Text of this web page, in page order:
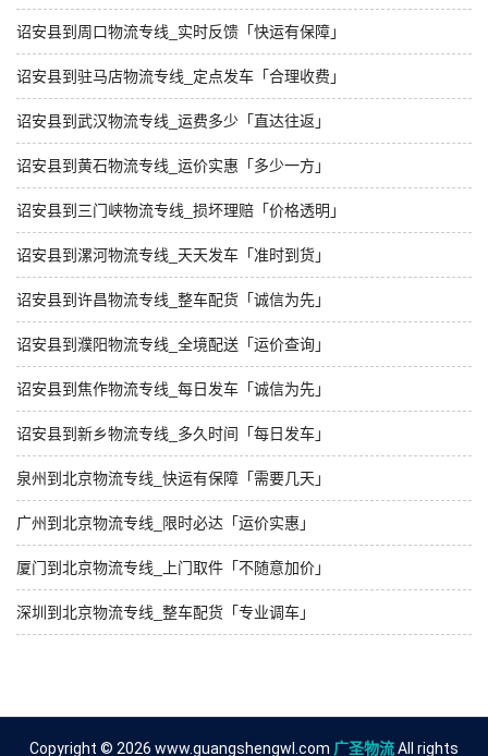
诏安县到周口物流专线_实时反馈「快运有保障」
诏安县到驻马店物流专线_定点发车「合理收费」
诏安县到武汉物流专线_运费多少「直达往返」
诏安县到黄石物流专线_运价实惠「多少一方」
诏安县到三门峡物流专线_损坏理赔「价格透明」
诏安县到漯河物流专线_天天发车「准时到货」
诏安县到许昌物流专线_整车配货「诚信为先」
诏安县到濮阳物流专线_全境配送「运价查询」
诏安县到焦作物流专线_每日发车「诚信为先」
诏安县到新乡物流专线_多久时间「每日发车」
泉州到北京物流专线_快运有保障「需要几天」
广州到北京物流专线_限时必达「运价实惠」
厦门到北京物流专线_上门取件「不随意加价」
深圳到北京物流专线_整车配货「专业调车」
Copyright © 2026 www.guangshengwl.com 广圣物流All rights